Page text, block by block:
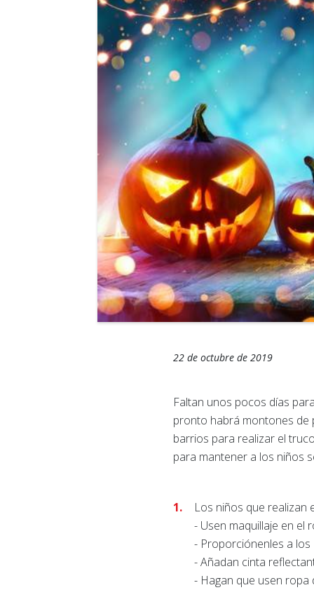
22 de octubre de 2019
Faltan unos pocos días
pronto habrá montones de
barrios para realizar el
para mantener a los niños
Los niños que realizan
- Usen maquillaje en el
- Proporciónenles a
- Añadan cinta
- Hagan que usen